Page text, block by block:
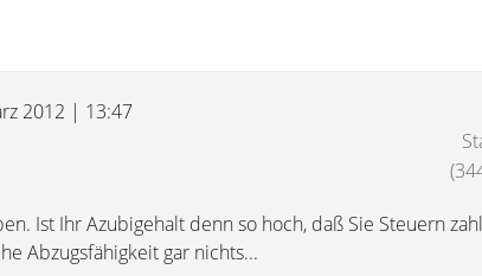
2012 | 13:47
Ist Ihr Azubigehalt denn so hoch, daß Sie Steuern
Abzugsfähigkeit gar nichts...